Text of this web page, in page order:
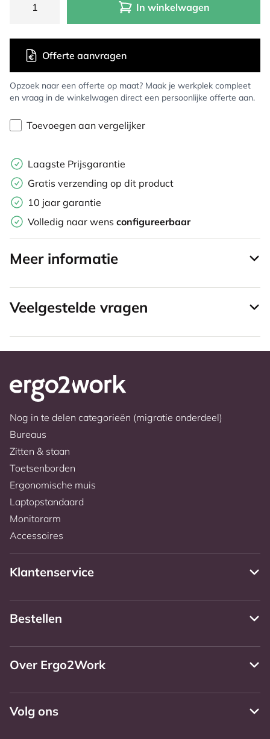
In winkelwagen
Opzoek naar een offerte op maat? Maak je werkplek compleet
en vraag in de winkelwagen direct een persoonlijke offerte aan.
Offerte aanvragen
Toevoegen aan vergelijker
Laagste Prijsgarantie
Gratis verzending op dit product
10 jaar garantie
Volledig naar wens configureerbaar
Meer informatie
Veelgestelde vragen
Nog in te delen categorieën (migratie onderdeel)
Bureaus
Zitten & staan
Toetsenborden
Ergonomische muis
Laptopstandaard
Monitorarm
Accessoires
Klantenservice
Bestellen
Over Ergo2Work
Volg ons